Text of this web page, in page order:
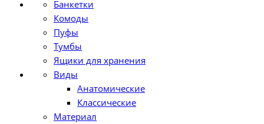
Банкетки
Комоды
Пуфы
Тумбы
Ящики для хранения
Виды
Анатомические
Классические
Материал